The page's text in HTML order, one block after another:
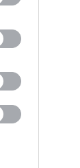
πιθανότητα
την
αυτά, η
στον